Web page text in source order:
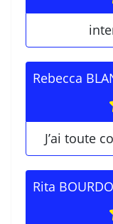
Rebecca
J’ai toute
Rita